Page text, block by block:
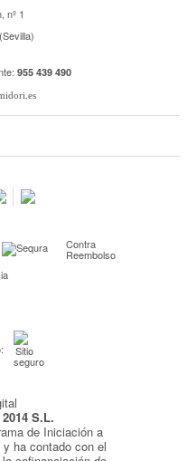
nº 1
955 439 490
de fotos Contra
Reembolso
S.L.
de Iniciación a
ha contado con el